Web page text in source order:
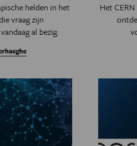
helden in het
vraag zijn
al bezig.
Het